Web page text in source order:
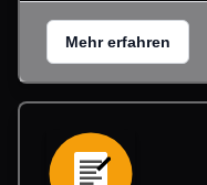
Mehr erfahren